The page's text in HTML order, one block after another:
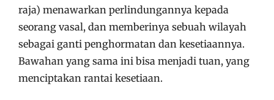
raja) menawarkan perlindungannya kepada
seorang vasal, dan memberinya sebuah wilayah
sebagai ganti penghormatan dan kesetiaannya.
Bawahan yang sama ini bisa menjadi tuan, yang
menciptakan rantai kesetiaan.